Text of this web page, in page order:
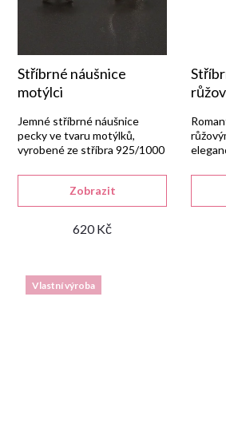
Stříbrné náušnice
motýlci
620 Kč
Zobrazit
Jemné stříbrné náušnice
pecky ve tvaru motýlků,
vyrobené ze stříbra 925/1000
úpravou a šroubkovým
Vlastní výroba